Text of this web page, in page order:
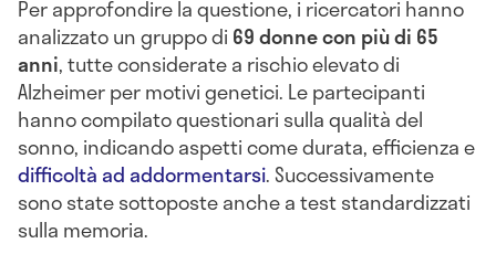
Per approfondire la questione, i ricercatori hanno
analizzato un gruppo di 69 donne con più di 65
anni, tutte considerate a rischio elevato di
Alzheimer per motivi genetici. Le partecipanti
hanno compilato questionari sulla qualità del
sonno, indicando aspetti come durata, efficienza e
difficoltà ad addormentarsi. Successivamente
sono state sottoposte anche a test standardizzati
sulla memoria.